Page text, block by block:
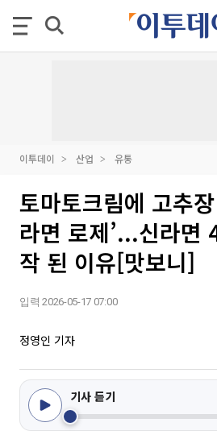
이투데이 산업 유통
토마토크림에 고추
라면 로제’...신라면
작 된 이유[맛보니]
입력 2026-05-17 07:00
정영인 기자
기사 듣기